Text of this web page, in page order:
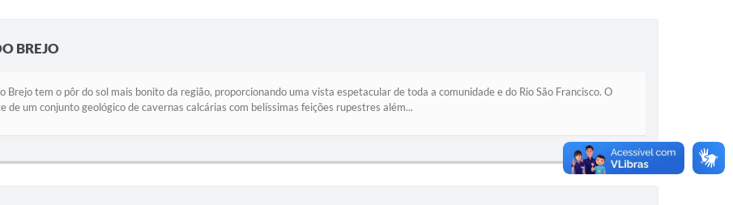
BREJO
tem o pôr do sol mais bonito da região, proporcionando uma vista espetacular de toda a comunidade e do Rio São Francisco. O
de um conjunto geológico de cavernas calcárias com belíssimas feições rupestres além...